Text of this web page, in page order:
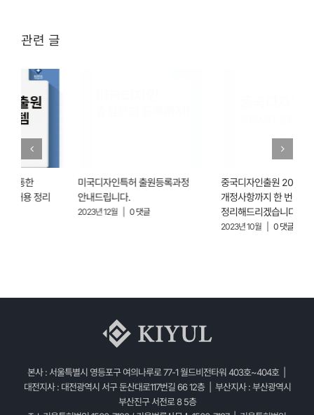
관련 글
미국디자인특허 출원등록과정
안내드립니다.
0 댓글
중국디자인출원 2023년
개정사항까지 한 번에
정리해드리겠습니다.
0 댓글
본사 : 서울특별시 영등포구 여의나루로 77-1 월드비전타워 403호~404호 |
대전지사 : 대전광역시 서구 둔산대로117번길 66 12층 | 부산지사 : 부산광역시
부산진구 서전로 8 5층